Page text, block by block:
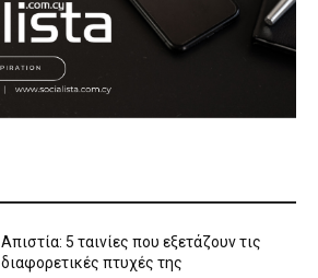
Απιστία: 5 ταινίες που εξετάζουν τις
διαφορετικές πτυχές της